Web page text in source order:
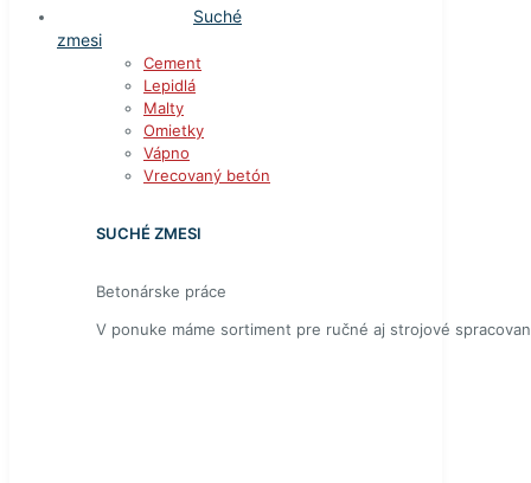
Suché
zmesi
Cement
Lepidlá
Malty
Omietky
Vápno
Vrecovaný betón
SUCHÉ ZMESI
Betonárske práce
V ponuke máme sortiment pre ručné aj strojové